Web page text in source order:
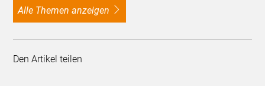
alle Themen anzeigen
Den Artikel teilen